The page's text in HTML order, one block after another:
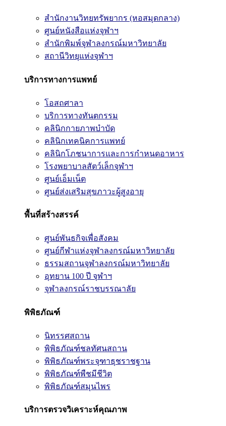
สำนักงานวิทยทรัพยากร (หอสมุดกลาง)
ศูนย์หนังสือแห่งจุฬาฯ
สำนักพิมพ์จุฬาลงกรณ์มหาวิทยาลัย
สถานีวิทยุแห่งจุฬาฯ
บริการทางการแพทย์
โอสถศาลา
บริการทางทันตกรรม
คลินิกกายภาพบำบัด
คลินิกเทคนิคการแพทย์
คลินิกโภชนาการและการกำหนดอาหาร
โรงพยาบาลสัตว์เล็กจุฬาฯ
ศูนย์เอ็มเน็ต
ศูนย์ส่งเสริมสุขภาวะผู้สูงอายุ
พื้นที่สร้างสรรค์
ศูนย์พันธกิจเพื่อสังคม
ศูนย์กีฬาแห่งจุฬาลงกรณ์มหาวิทยาลัย
ธรรมสถานจุฬาลงกรณ์มหาวิทยาลัย
อุทยาน 100 ปี จุฬาฯ
จุฬาลงกรณ์ราชบรรณาลัย
พิพิธภัณฑ์
นิทรรศสถาน
พิพิธภัณฑ์ชลทัศนสถาน
พิพิธภัณฑ์พระจุฑาธุชราชฐาน
พิพิธภัณฑ์พืชมีชีวิต
พิพิธภัณฑ์สมุนไพร
บริการตรวจวิเคราะห์คุณภาพ